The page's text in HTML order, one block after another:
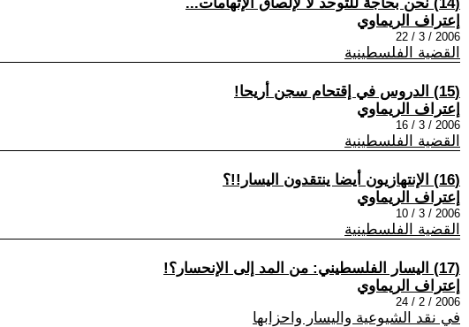
إعتراف الريماوي
2006 / 3 / 22
القضية الفلسطينية
(15) الدروس في إقتحام سجن أريحا!
إعتراف الريماوي
2006 / 3 / 16
القضية الفلسطينية
(16) الإنتهازيون أيضا ينتقدون اليسار!!؟
إعتراف الريماوي
2006 / 3 / 10
القضية الفلسطينية
(17) اليسار الفلسطيني: من المد إلى الإنحسار؟!
إعتراف الريماوي
2006 / 2 / 24
في نقد الشيوعية واليسار واحزابها